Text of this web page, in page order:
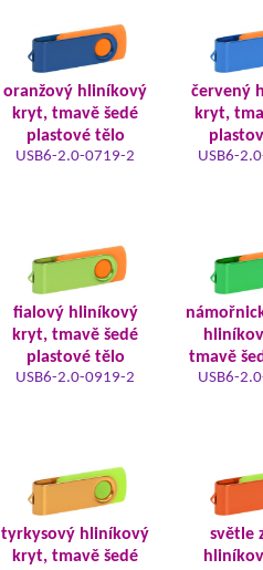
oranžový hliníkový
kryt, tmavě šedé
plastové tělo
USB6-2.0-0719-2
červený
kryt,
USB6-
fialový hliníkový
kryt, tmavě šedé
plastové tělo
USB6-2.0-0919-2
tmavě
USB6-
tyrkysový hliníkový
kryt, tmavě šedé
světle